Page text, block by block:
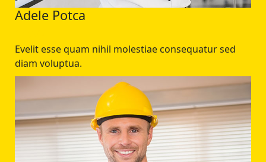
Adele Potca
Evelit esse quam nihil molestiae consequatur sed
diam voluptua.